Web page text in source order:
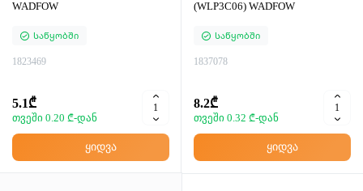
WADFOW
Საწყობში
1823469
5.1₾
თვეში 0.20 ₾-დან
ყიდვა
(WLP3C06) WADFOW
Საწყობში
1837078
8.2₾
თვეში 0.32 ₾-დან
ყიდვა